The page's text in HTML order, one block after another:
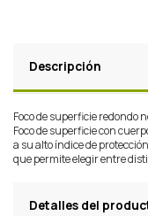
Descripción
Foco de superficie redondo
Foco de superficie con
a su alto índice de
que permite elegir entre
Detalles del